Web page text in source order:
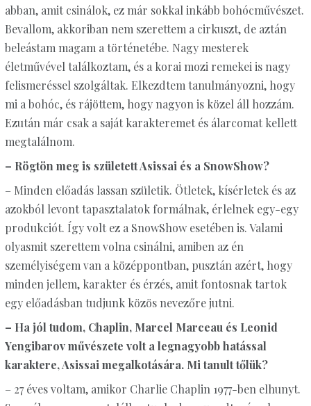
abban, amit csinálok, ez már sokkal inkább bohócművészet.
Bevallom, akkoriban nem szerettem a cirkuszt, de aztán
beleástam magam a történetébe. Nagy mesterek
életművével találkoztam, és a korai mozi remekei is nagy
felismeréssel szolgáltak. Elkezdtem tanulmányozni, hogy
mi a bohóc, és rájöttem, hogy nagyon is közel áll hozzám.
Ezután már csak a saját karakteremet és álarcomat kellett
megtalálnom.
– Rögtön meg is született Asissai és a SnowShow?
– Minden előadás lassan születik. Ötletek, kísérletek és az
azokból levont tapasztalatok formálnak, érlelnek egy-egy
produkciót. Így volt ez a SnowShow esetében is. Valami
olyasmit szerettem volna csinálni, amiben az én
személyiségem van a középpontban, pusztán azért, hogy
minden jellem, karakter és érzés, amit fontosnak tartok
egy előadásban tudjunk közös nevezőre jutni.
– Ha jól tudom, Chaplin, Marcel Marceau és Leonid
Yengibarov művészete volt a legnagyobb hatással
karaktere, Asissai megalkotására. Mi tanult tőlük?
– 27 éves voltam, amikor Charlie Chaplin 1977-ben elhunyt.